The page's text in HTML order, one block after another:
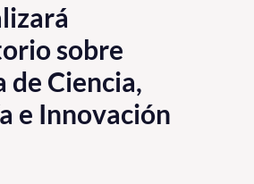
sobre
de Ciencia,
e Innovación